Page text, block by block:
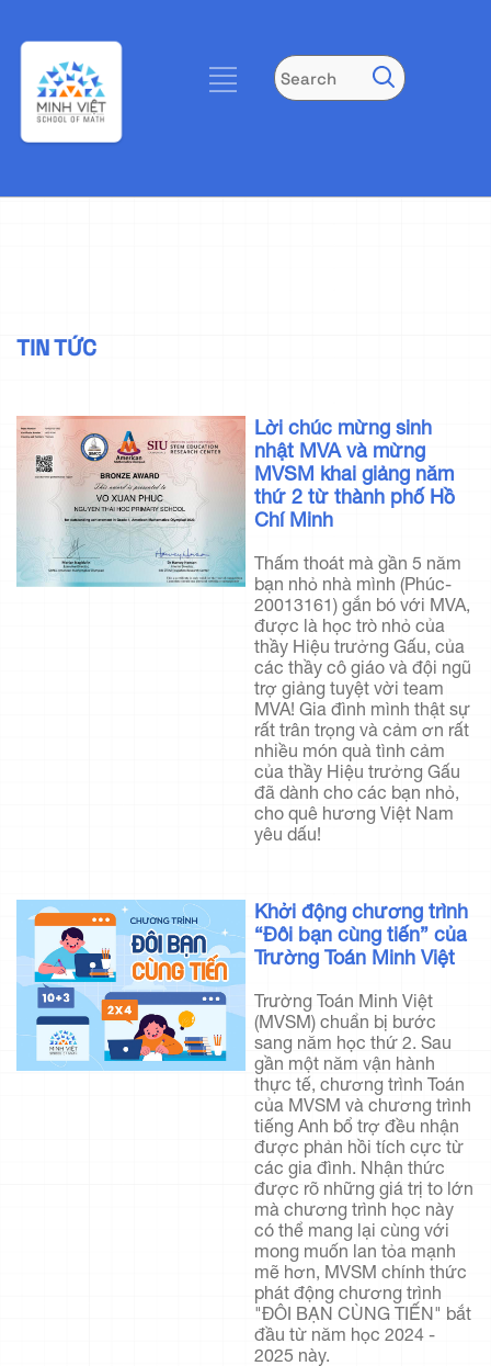
TIN TỨC
Lời chúc mừng sinh
nhật MVA và mừng
MVSM khai giảng năm
thứ 2 từ thành phố Hồ
Chí Minh
Thấm thoát mà gần 5 năm
bạn nhỏ nhà mình (Phúc-
20013161) gắn bó với MVA,
được là học trò nhỏ của
thầy Hiệu trưởng Gấu, của
các thầy cô giáo và đội ngũ
trợ giảng tuyệt vời team
MVA! Gia đình mình thật sự
rất trân trọng và cảm ơn rất
nhiều món quà tình cảm
của thầy Hiệu trưởng Gấu
đã dành cho các bạn nhỏ,
cho quê hương Việt Nam
yêu dấu!
Khởi động chương trình
“Đôi bạn cùng tiến” của
Trường Toán Minh Việt
Trường Toán Minh Việt
(MVSM) chuẩn bị bước
sang năm học thứ 2. Sau
gần một năm vận hành
thực tế, chương trình Toán
của MVSM và chương trình
tiếng Anh bổ trợ đều nhận
được phản hồi tích cực từ
các gia đình. Nhận thức
được rõ những giá trị to lớn
mà chương trình học này
có thể mang lại cùng với
mong muốn lan tỏa mạnh
mẽ hơn, MVSM chính thức
phát động chương trình
"ĐÔI BẠN CÙNG TIẾN" bắt
đầu từ năm học 2024 -
2025 này.